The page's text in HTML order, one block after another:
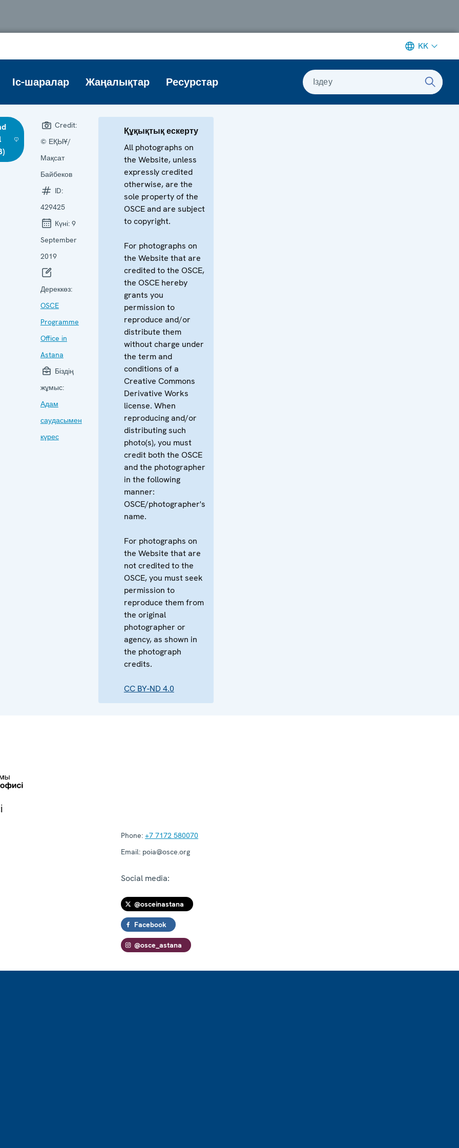
KK
Іс-шаралар Жаңалықтар Ресурстар Іздеу
Credit:
© ЕҚЫҰ/
Мақсат
Байбеков
ID:
429425
Күні: 9
September
2019
Дереккөз:
OSCE
Programme
Office in
Astana
Біздің
жұмыс:
Адам
саудасымен
күрес
Құқықтық ескерту
All photographs on
the Website, unless
expressly credited
otherwise, are the
sole property of the
OSCE and are subject
to copyright.
For photographs on
the Website that are
credited to the OSCE,
the OSCE hereby
grants you
permission to
reproduce and/or
distribute them
without charge under
the term and
conditions of a
Creative Commons
Derivative Works
license. When
reproducing and/or
distributing such
photo(s), you must
credit both the OSCE
and the photographer
in the following
manner:
OSCE/photographer's
name.
For photographs on
the Website that are
not credited to the
OSCE, you must seek
permission to
reproduce them from
the original
photographer or
agency, as shown in
the photograph
credits.
CC BY-ND 4.0
Phone: +7 7172 580070
Email: poia@osce.org
Social media:
@osceinastana
Facebook
@osce_astana